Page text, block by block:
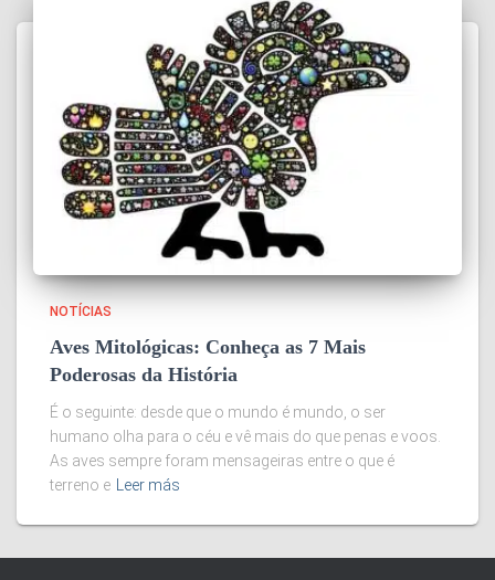
NOTÍCIAS
Aves Mitológicas: Conheça as 7 Mais
Poderosas da História
É o seguinte: desde que o mundo é mundo, o ser
humano olha para o céu e vê mais do que penas e voos.
As aves sempre foram mensageiras entre o que é
terreno e Leer más